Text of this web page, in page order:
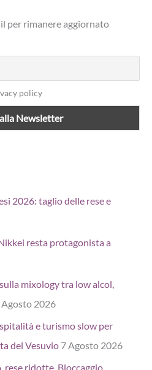
per rimanere aggiornato
policy
2026: taglio delle rese e
resta protagonista a
mixology tra low alcol,
2026
e turismo slow per
del Vesuvio 7 Agosto 2026
rese ridotte. Bloccaggio